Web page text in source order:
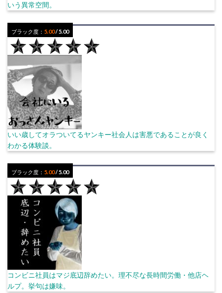
いう異常空間。
ブラック度： 5.00/ 5.00
いい歳してオラついてるヤンキー社会人は害悪であることが良く
わかる体験談。
ブラック度： 5.00/ 5.00
コンビニ社員はマジ底辺辞めたい。理不尽な長時間労働・他店ヘ
ルプ。挙句は嫌味。